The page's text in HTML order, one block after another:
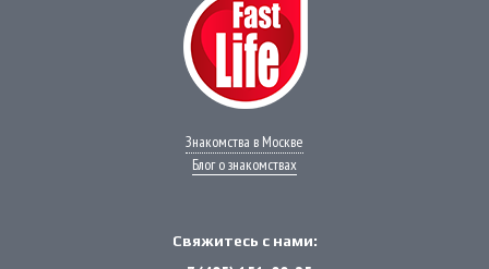
Знакомства в Москве
Блог о знакомствах
Свяжитесь с нами: